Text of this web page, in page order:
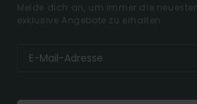
Melde dich an, um immer die
exklusive Angebote zu erhalten.